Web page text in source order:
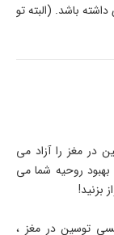
باشد. (البته تو
در مغز را آزاد می
روحیه شما می
بزنید!
توسین در مغز ،